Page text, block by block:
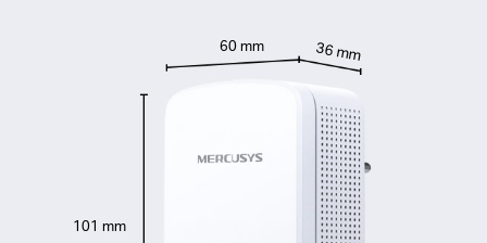
101 mm
60 mm 36 mm